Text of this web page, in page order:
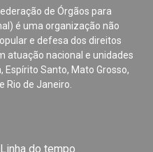
de Órgãos para
é uma organização não
e defesa dos direitos
atuação nacional e unidades
Espírito Santo, Mato Grosso,
Rio de Janeiro.
Linha do tempo